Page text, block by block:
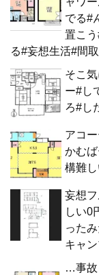
でる#
置こ
る#妄想生活#間
そこ
ー#し
ろ#し
アコ
かむ
構難
妄想
しい0
った
キャ
…事故